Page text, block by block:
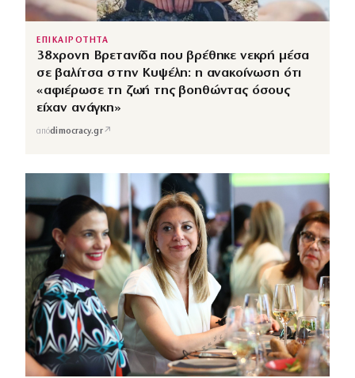
ΕΠΙΚΑΙΡΟΤΗΤΑ
38χρονη Βρετανίδα που βρέθηκε νεκρή μέσα
σε βαλίτσα στην Κυψέλη: η ανακοίνωση ότι
«αφιέρωσε τη ζωή της βοηθώντας όσους
είχαν ανάγκη»
απόdimocracy.gr↗